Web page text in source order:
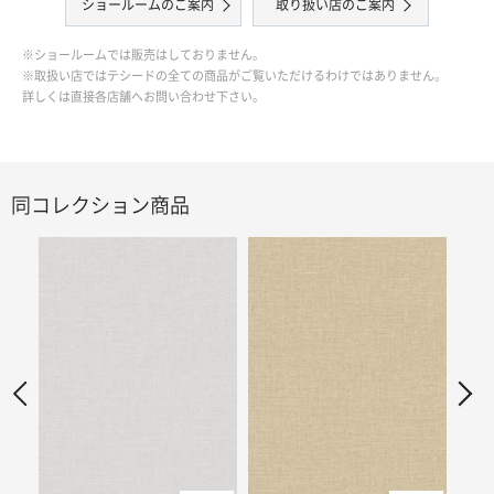
ショールームのご案内 取り扱い店のご案内
※ショールームでは販売はしておりません。
※取扱い店ではテシードの全ての商品がご覧いただけるわけではありません。
詳しくは直接各店舗へお問い合わせ下さい。
同コレクション商品